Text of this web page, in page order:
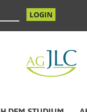
LOGIN